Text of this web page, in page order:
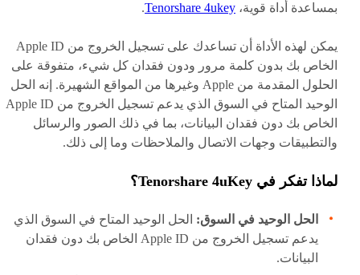
بمساعدة أداة قوية، Tenorshare 4ukey
.
يمكن لهذه الأداة أن تساعدك على تسجيل الخروج من Apple ID
الخاص بك بدون كلمة مرور ودون فقدان كل شيء، متفوقة على
الحلول المقدمة من Apple وغيرها من المواقع الشهيرة. إنه الحل
الوحيد المتاح في السوق الذي يدعم تسجيل الخروج من Apple ID
الخاص بك دون فقدان البيانات، بما في ذلك الصور والرسائل
والتطبيقات وجهات الاتصال والملاحظات وما إلى ذلك.
لماذا تفكر في Tenorshare 4uKey؟
الحل الوحيد في السوق: الحل الوحيد المتاح في السوق الذي
يدعم تسجيل الخروج من Apple ID الخاص بك دون فقدان
البيانات.